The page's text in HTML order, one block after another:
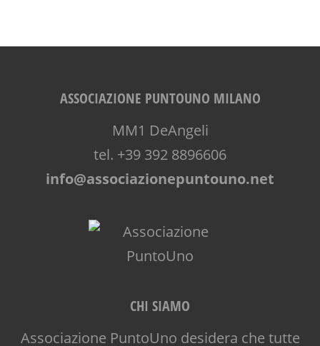
ASSOCIAZIONE PUNTOUNO MILANO
MM1 DeAngeli
tel. +39 392 8896606
info@associazionepuntouno.net
CHI SIAMO
Associazione PuntoUno desidera che tutte